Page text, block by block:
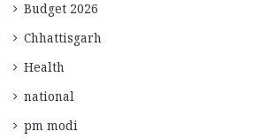
Budget 2026
Chhattisgarh
Health
national
pm modi